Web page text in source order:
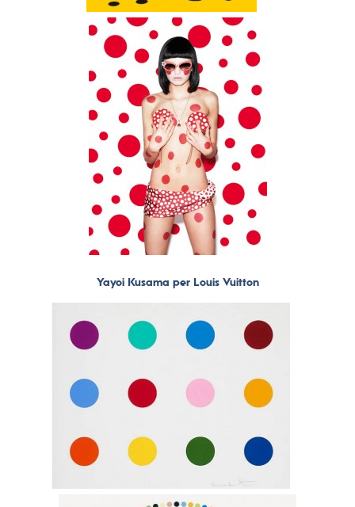
Yayoi Kusama per Louis Vuitton